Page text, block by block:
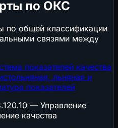
по ОКС
по общей классификации
связями между
показателей качества
льняная и
показателей
— Управление
качества